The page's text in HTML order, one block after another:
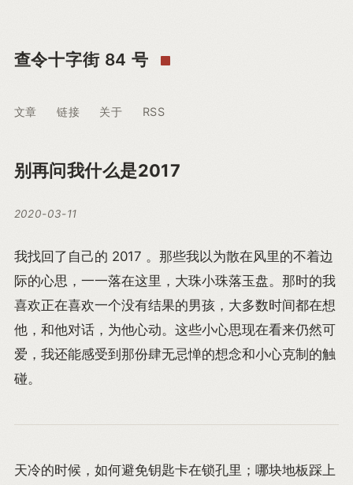
查令十字街 84 号
文章 链接 关于 RSS
别再问我什么是2017
2020-03-11
我找回了自己的 2017 。那些我以为散在风里的不着边
际的心思，一一落在这里，大珠小珠落玉盘。那时的我
喜欢正在喜欢一个没有结果的男孩，大多数时间都在想
他，和他对话，为他心动。这些小心思现在看来仍然可
爱，我还能感受到那份肆无忌惮的想念和小心克制的触
碰。
天冷的时候，如何避免钥匙卡在锁孔里；哪块地板踩上